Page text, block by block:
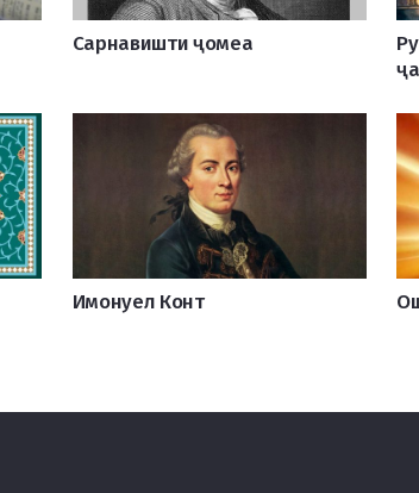
Сарнавишти ҷомеа
Имонуел Конт